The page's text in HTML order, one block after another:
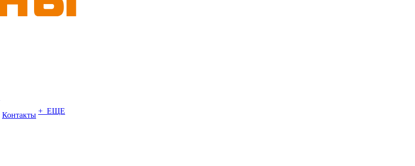
Контакты + ЕЩЕ